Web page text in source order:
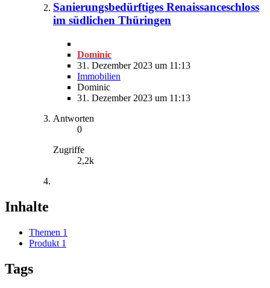
Sanierungsbedürftiges Renaissanceschloss
im südlichen Thüringen
Dominic
31. Dezember 2023 um 11:13
Immobilien
Dominic
31. Dezember 2023 um 11:13
Antworten
0
Zugriffe
2,2k
Inhalte
Themen 1
Produkt 1
Tags